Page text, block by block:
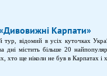
Карпати»
відомий в усіх куточках
дні містить більше 20
хто ще ніколи не був в Карпатах